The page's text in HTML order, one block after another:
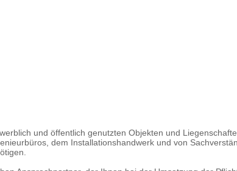
und öffentlich genutzten Objekten und
dem Installationshandwerk und von